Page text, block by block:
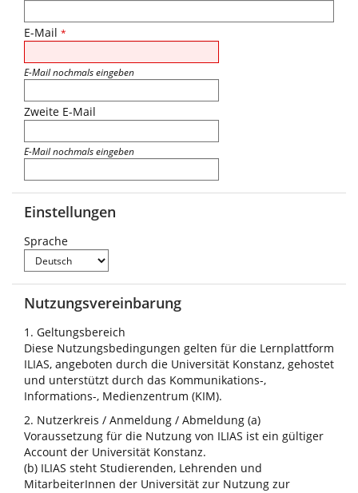
E-Mail *
E-Mail nochmals eingeben
Zweite E-Mail
E-Mail nochmals eingeben
Einstellungen
Sprache
Nutzungsvereinbarung
1. Geltungsbereich
Diese Nutzungsbedingungen gelten für die Lernplattform
ILIAS, angeboten durch die Universität Konstanz, gehostet
und unterstützt durch das Kommunikations-,
Informations-, Medienzentrum (KIM).
2. Nutzerkreis / Anmeldung / Abmeldung (a)
Voraussetzung für die Nutzung von ILIAS ist ein gültiger
Account der Universität Konstanz.
(b) ILIAS steht Studierenden, Lehrenden und
MitarbeiterInnen der Universität zur Nutzung zur